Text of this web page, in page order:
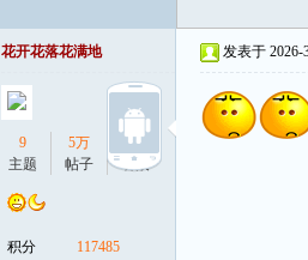
花开花落花满地
9
主题
5万
帖子
8
听众
积分
117485
发表于 2026-